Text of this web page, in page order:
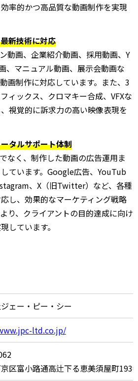
率的かつ高品質な動画制作を実現
新技術に対応
動画、企業紹介動画、採用動画、Y
、マニュアル動画、展示会動画な
画制作に対応しています。また、3
ィックス、クロマキー合成、VFXな
視覚的に訴求力の高い映像表現を
タルサポート体制
なく、制作した動画の広告運用ま
ています。Google広告、YouTub
、X（旧Twitter）など、各種
し、効果的なマーケティング戦略
り、クライアントの目的達成に向け
しています。
ェー・ピー・シー
ltd.co.jp/
区富小路通高辻下る恵美須屋町193